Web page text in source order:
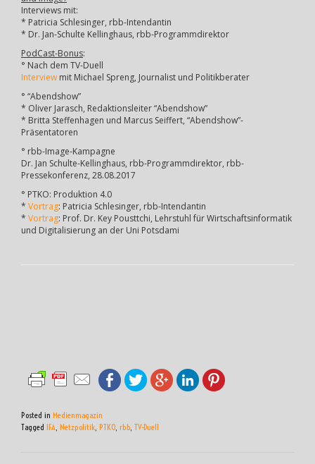
Interviews mit:
* Patricia Schlesinger, rbb-Intendantin
* Dr. Jan-Schulte Kellinghaus, rbb-Programmdirektor
PodCast-Bonus:
° Nach dem TV-Duell
Interview mit Michael Spreng, Journalist und Politikberater
° “Abendshow”
* Oliver Jarasch, Redaktionsleiter “Abendshow”
* Britta Steffenhagen und Marcus Seiffert, “Abendshow”-
Präsentatoren
° rbb-Image-Kampagne
Dr. Jan Schulte-Kellinghaus, rbb-Programmdirektor, rbb-
Pressekonferenz, 28.08.2017
° PTKO: Produktion 4.0
* Vortrag: Patricia Schlesinger, rbb-Intendantin
* Vortrag: Prof. Dr. Key Pousttchi, Lehrstuhl für Wirtschaftsinformatik
und Digitalisierung an der Uni Potsdami
Posted in Medienmagazin
Tagged IFA, Netzpolitik, PTKO, rbb, TV-Duell